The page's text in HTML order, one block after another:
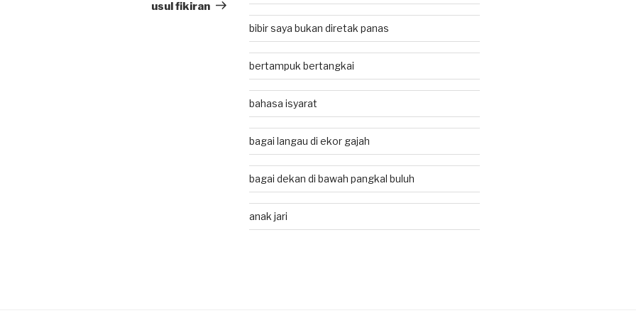
Post
usul fikiran
bibir saya bukan diretak panas
bertampuk bertangkai
bahasa isyarat
bagai langau di ekor gajah
bagai dekan di bawah pangkal buluh
anak jari